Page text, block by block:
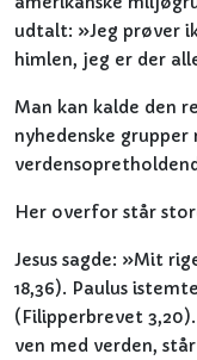
udtalt: »Jeg prøver
himlen, jeg er der
Man kan kalde den
nyhedenske
Her overfor står
Jesus sagde: »Mit
18,36). Paulus
(Filipperbrevet
ven med verden,